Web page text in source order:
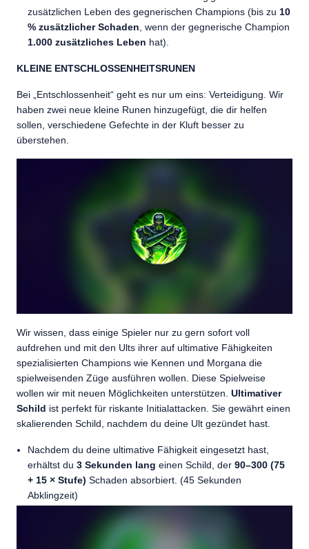
zusätzlichen Leben des gegnerischen Champions (bis zu 10
% zusätzlicher Schaden , wenn der gegnerische Champion
1.000 zusätzliches Leben hat).
KLEINE ENTSCHLOSSENHEITSRUNEN
Bei „Entschlossenheit“ geht es nur um eins: Verteidigung. Wir
haben zwei neue kleine Runen hinzugefügt, die dir helfen
sollen, verschiedene Gefechte in der Kluft besser zu
überstehen.
Wir wissen, dass einige Spieler nur zu gern sofort voll
aufdrehen und mit den Ults ihrer auf ultimative Fähigkeiten
spezialisierten Champions wie Kennen und Morgana die
spielweisenden Züge ausführen wollen. Diese Spielweise
wollen wir mit neuen Möglichkeiten unterstützen. Ultimativer
Schild ist perfekt für riskante Initialattacken. Sie gewährt einen
skalierenden Schild, nachdem du deine Ult gezündet hast.
Nachdem du deine ultimative Fähigkeit eingesetzt hast,
erhältst du 3 Sekunden lang einen Schild, der 90–300 (75
+ 15 × Stufe) Schaden absorbiert. (45 Sekunden
Abklingzeit)